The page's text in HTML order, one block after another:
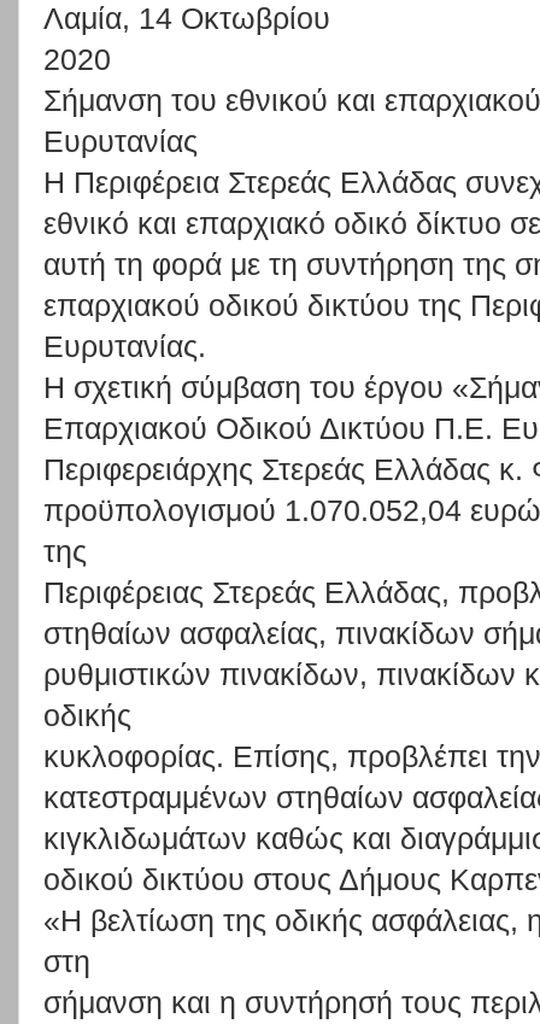
Λαμία, 14 Οκτωβρίου
2020
Σήμανση του εθνικού και
Ευρυτανίας
Η Περιφέρεια Στερεάς Ελλάδας
εθνικό και επαρχιακό οδικό δίκτυο σε
αυτή τη φορά με τη συντήρηση της
επαρχιακού οδικού δικτύου της
Ευρυτανίας.
Η σχετική σύμβαση του έργου
Επαρχιακού Οδικού Δικτύου Π.Ε.
Περιφερειάρχης Στερεάς Ελλάδας κ.
προϋπολογισμού 1.070.052,04 ευρώ
της
Περιφέρειας Στερεάς Ελλάδας,
στηθαίων ασφαλείας, πινακίδων
ρυθμιστικών πινακίδων, πινακίδων
οδικής
κυκλοφορίας. Επίσης, προβλέπει την
κατεστραμμένων στηθαίων
κιγκλιδωμάτων καθώς και
οδικού δικτύου στους Δήμους
«Η βελτίωση της οδικής ασφάλειας,
στη
σήμανση και η συντήρησή τους